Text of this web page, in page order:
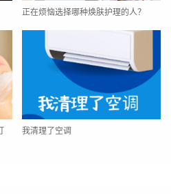
正在烦恼选择哪种焕肤护理的人？
我清理了空调